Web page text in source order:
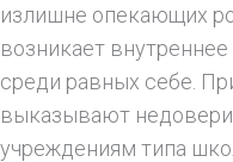
излишне опекающих
возникает
среди равных себе.
выказывают
учреждениям типа